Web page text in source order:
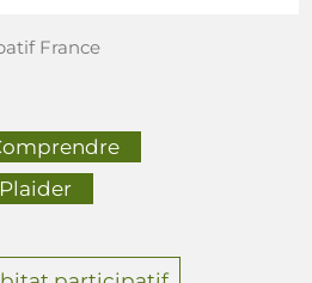
France
Plaider